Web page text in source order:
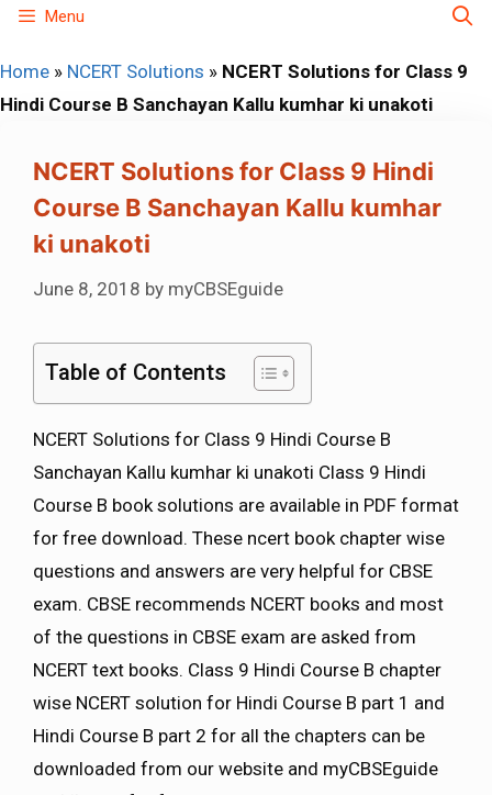
Skip
content
Menu
Home » NCERT Solutions » NCERT Solutions for Class 9
Hindi Course B Sanchayan Kallu kumhar ki unakoti
NCERT Solutions for Class 9 Hindi
Course B Sanchayan Kallu kumhar
ki unakoti
June 8, 2018 by myCBSEguide
Table of Contents
NCERT Solutions for Class 9 Hindi Course B
Sanchayan Kallu kumhar ki unakoti Class 9 Hindi
Course B book solutions are available in PDF format
for free download. These ncert book chapter wise
questions and answers are very helpful for CBSE
exam. CBSE recommends NCERT books and most
of the questions in CBSE exam are asked from
NCERT text books. Class 9 Hindi Course B chapter
wise NCERT solution for Hindi Course B part 1 and
Hindi Course B part 2 for all the chapters can be
downloaded from our website and myCBSEguide